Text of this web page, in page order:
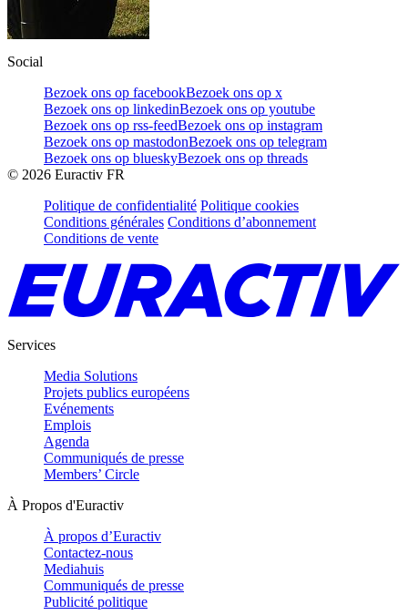
Social
Bezoek ons op facebookBezoek ons op x
Bezoek ons op linkedinBezoek ons op youtube
Bezoek ons op rss-feedBezoek ons op instagram
Bezoek ons op mastodonBezoek ons op telegram
Bezoek ons op blueskyBezoek ons op threads
© 2026 Euractiv FR
Politique de confidentialité Politique cookies
Conditions générales Conditions d’abonnement
Conditions de vente
Services
Media Solutions
Projets publics européens
Evénements
Emplois
Agenda
Communiqués de presse
Members’ Circle
À Propos d'Euractiv
À propos d’Euractiv
Contactez-nous
Mediahuis
Communiqués de presse
Publicité politique